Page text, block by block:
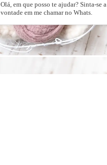
Olá, em que posso te ajudar? Sinta-se a
vontade em me chamar no Whats.